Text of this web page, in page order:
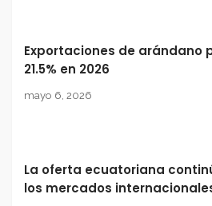
Exportaciones de arándano
21.5% en 2026
mayo 6, 2026
La oferta ecuatoriana
los mercados